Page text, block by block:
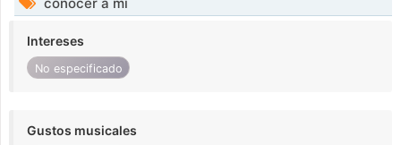
Intereses
No especificado
Gustos musicales